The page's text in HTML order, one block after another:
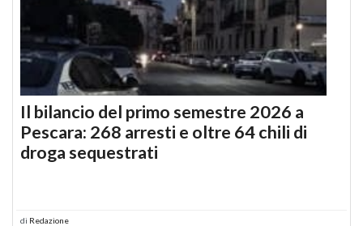
Il bilancio del primo semestre 2026 a
Pescara: 268 arresti e oltre 64 chili di
droga sequestrati
di Redazione